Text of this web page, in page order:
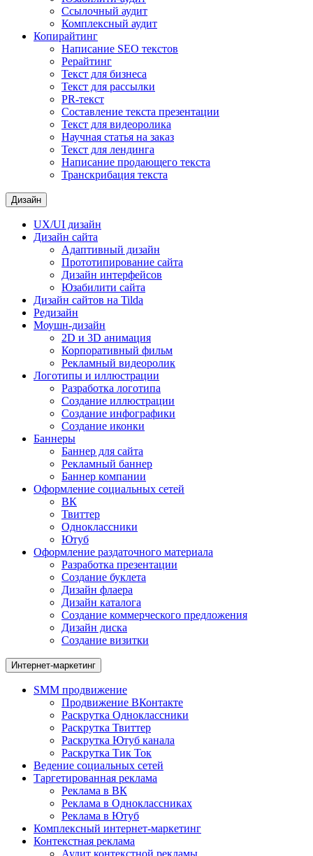
Ссылочный аудит
Комплексный аудит
Копирайтинг
Написание SEO текстов
Рерайтинг
Текст для бизнеса
Текст для рассылки
PR-текст
Составление текста презентации
Текст для видеоролика
Научная статья на заказ
Текст для лендинга
Написание продающего текста
Транскрибация текста
Дизайн
UX/UI дизайн
Дизайн сайта
Адаптивный дизайн
Прототипирование сайта
Дизайн интерфейсов
Юзабилити сайта
Дизайн сайтов на Tilda
Редизайн
Моушн-дизайн
2D и 3D анимация
Корпоративный фильм
Рекламный видеоролик
Логотипы и иллюстрации
Разработка логотипа
Создание иллюстрации
Создание инфографики
Создание иконки
Баннеры
Баннер для сайта
Рекламный баннер
Баннер компании
Оформление социальных сетей
ВК
Твиттер
Одноклассники
Ютуб
Оформление раздаточного материала
Разработка презентации
Создание буклета
Дизайн флаера
Дизайн каталога
Создание коммерческого предложения
Дизайн диска
Создание визитки
Интернет-маркетинг
SMM продвижение
Продвижение ВКонтакте
Раскрутка Одноклассники
Раскрутка Твиттер
Раскрутка Ютуб канала
Раскрутка Тик Ток
Ведение социальных сетей
Таргетированная реклама
Реклама в ВК
Реклама в Одноклассниках
Реклама в Ютуб
Комплексный интернет-маркетинг
Контекстная реклама
Аудит контекстной рекламы